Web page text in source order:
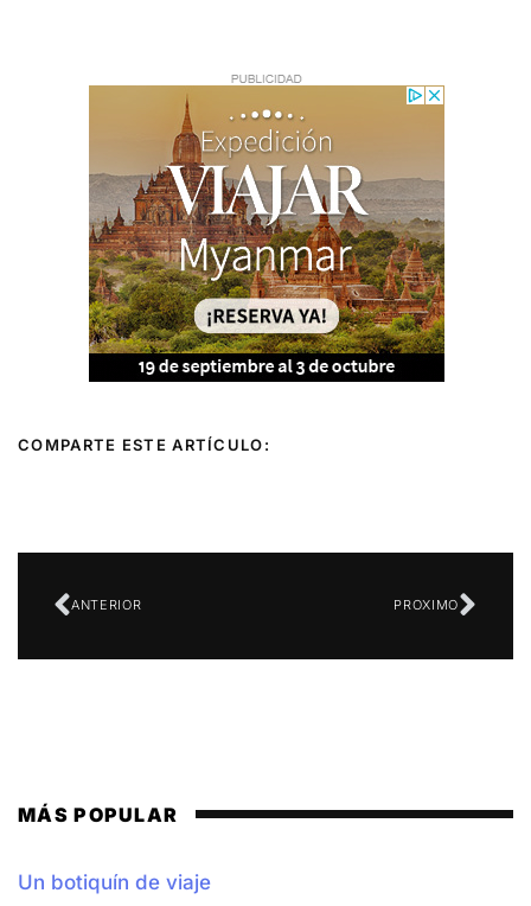
COMPARTE ESTE ARTÍCULO:
ANTERIOR PROXIMO
MÁS POPULAR
Un botiquín de viaje